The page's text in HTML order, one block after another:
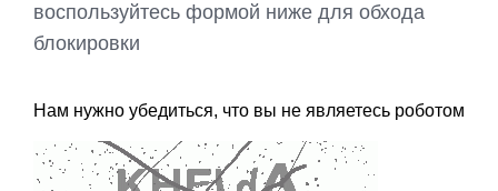
воспользуйтесь формой ниже для обхода
блокировки
Нам нужно убедиться, что вы не являетесь роботом